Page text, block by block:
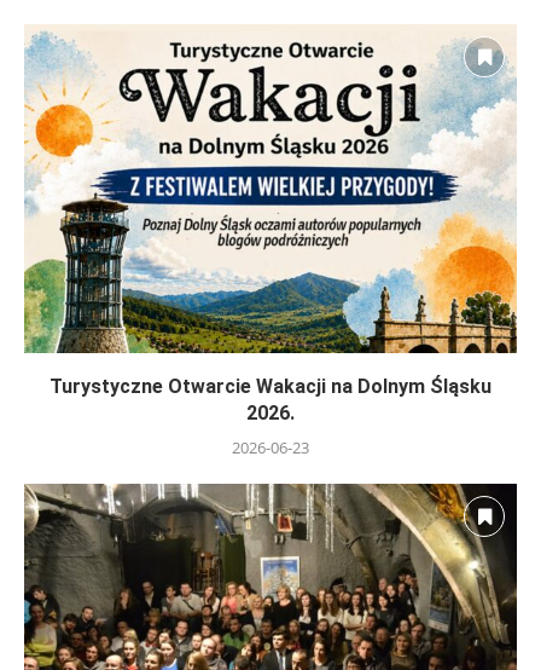
Turystyczne Otwarcie Wakacji na Dolnym Śląsku
2026.
2026-06-23